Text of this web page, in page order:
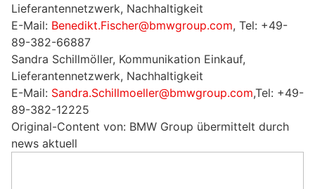
Lieferantennetzwerk, Nachhaltigkeit
E-Mail: Benedikt.Fischer@bmwgroup.com, Tel: +49-
89-382-66887
Sandra Schillmöller, Kommunikation Einkauf,
Lieferantennetzwerk, Nachhaltigkeit
E-Mail: Sandra.Schillmoeller@bmwgroup.com,Tel: +49-
89-382-12225
Original-Content von: BMW Group übermittelt durch
news aktuell